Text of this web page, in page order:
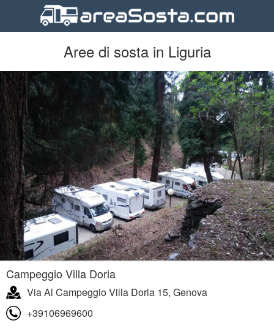
Aree di sosta in Liguria
Campeggio Villa Doria
Via Al Campeggio Villa Doria 15, Genova
+39106969600